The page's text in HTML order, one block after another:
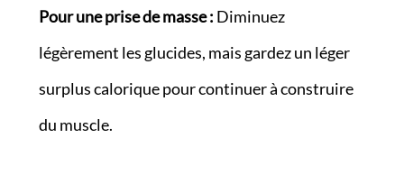
Pour une prise de masse : Diminuez
légèrement les glucides, mais gardez un léger
surplus calorique pour continuer à construire
du muscle.